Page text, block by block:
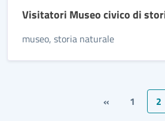
Visitatori Museo civico di
museo, storia naturale
« 1 2